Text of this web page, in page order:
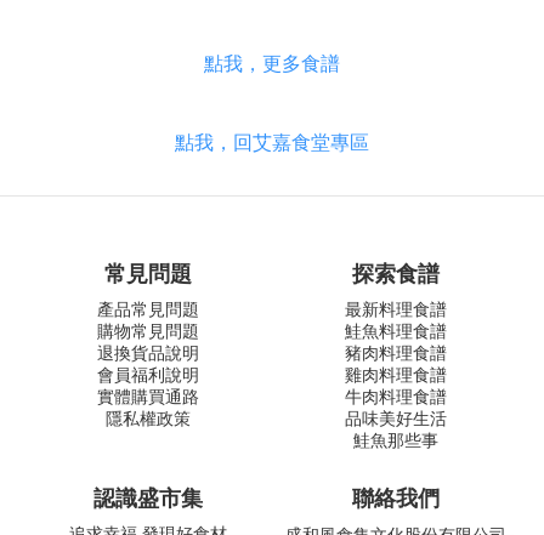
點我，更多食譜
點我， 回艾嘉食堂專區
常見問題
產品常見問題
購物常見問題
退換貨品說明
會員福利說明
實體購買通路
隱私權政策
探索食譜
最新料理食譜
鮭魚料理食譜
豬肉料理食譜
雞肉料理食譜
牛肉料理食譜
品味美好生活
鮭魚那些事
認識盛市集 聯絡我們